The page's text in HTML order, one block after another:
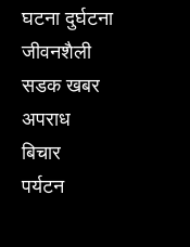
घटना दुर्घटना
जीवनशैली
सडक खबर
अपराध
बिचार
पर्यटन